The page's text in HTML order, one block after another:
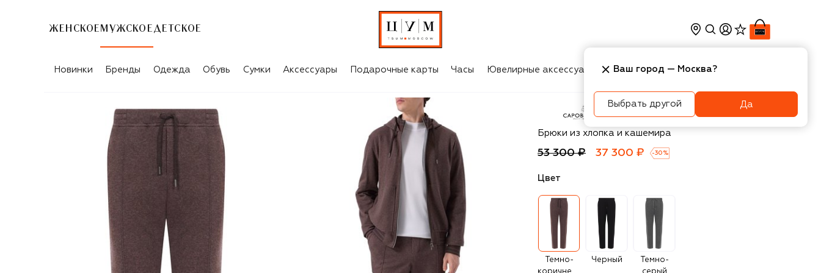
ЖЕНСКОЕ МУЖСКОЕ ДЕТСКОЕ
Новинки Бренды Одежда Обувь Сумки Аксессуары Подарочные карты Часы Ювелирные аксессуары Косметика Интерьер
Capobianco
Брюки из хлопка и кашемира
53 300 ₽ 37 300 ₽ -30 %
Цвет
Темно-
Черный
Темно-
Ваш город — Москва?
Выбрать другой Да